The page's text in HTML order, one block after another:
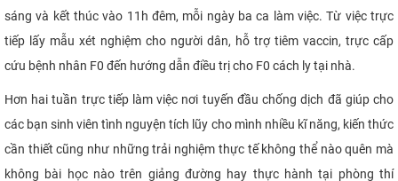
sáng và kết thúc vào 11h đêm, mỗi ngày ba ca làm việc. Từ việc trực
tiếp lấy mẫu xét nghiệm cho người dân, hỗ trợ tiêm vaccin, trực cấp
cứu bệnh nhân F0 đến hướng dẫn điều trị cho F0 cách ly tại nhà.
Hơn hai tuần trực tiếp làm việc nơi tuyến đầu chống dịch đã giúp cho
các bạn sinh viên tình nguyện tích lũy cho mình nhiều kĩ năng, kiến thức
cần thiết cũng như những trải nghiệm thực tế không thể nào quên mà
không bài học nào trên giảng đường hay thực hành tại phòng thí